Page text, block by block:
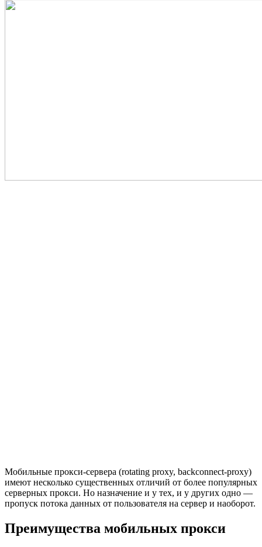
Мобильные прокси-сервера (rotating proxy, backconnect-proxy)
имеют несколько существенных отличий от более популярных
серверных прокси. Но назначение и у тех, и у других одно —
пропуск потока данных от пользователя на сервер и наоборот.
Преимущества мобильных прокси